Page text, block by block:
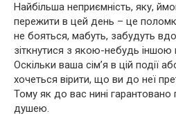
Найбільша неприємність, яку,
пережити в цей день – це
не бояться, мабуть, забудуть
зіткнутися з якою-небудь
Оскільки ваша сім’я в цій події
хочеться вірити, що ви до неї
Тому як до вас нині гарантовано
душею.